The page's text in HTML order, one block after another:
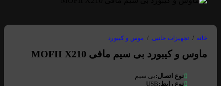
خانه / تجهیزات جانبی / موس و کیبورد
ماوس و کیبورد بی سیم مافی MOFII X210
نوع اتصال:بی سیم
نوع رابط:USB